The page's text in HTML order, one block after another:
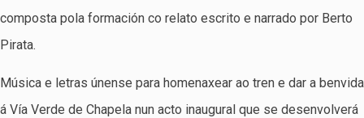
composta pola formación co relato escrito e narrado por Berto
Pirata.
Música e letras únense para homenaxear ao tren e dar a benvida
á Vía Verde de Chapela nun acto inaugural que se desenvolverá